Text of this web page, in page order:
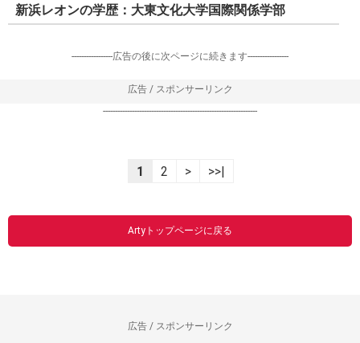
新浜レオンの学歴：大東文化大学国際関係学部
-----------------広告の後に次ページに続きます-----------------
広告 / スポンサーリンク
----------------------------------------------------------------
1 2 > >>|
Artyトップページに戻る
広告 / スポンサーリンク